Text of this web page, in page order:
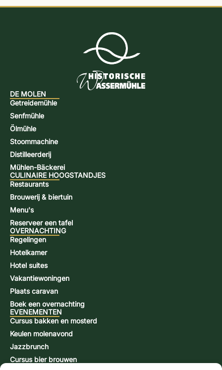
DE MOLEN
Getreidemühle
Senfmühle
Ölmühle
Stoommachine
Distilleerderij
Mühlen-Bäckerei
CULINAIRE HOOGSTANDJES
Restaurants
Brouwerij & biertuin
Menu's
Reserveer een tafel
OVERNACHTING
Regelingen
Hotelkamer
Hotel suites
Vakantiewoningen
Plaats caravan
Boek een overnachting
EVENEMENTEN
Cursus bakken en mosterd
Keulen molenavond
Jazzbrunch
Cursus bier brouwen